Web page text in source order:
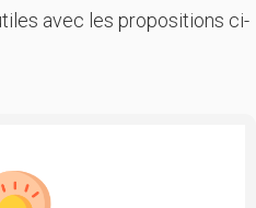
avec les propositions ci-